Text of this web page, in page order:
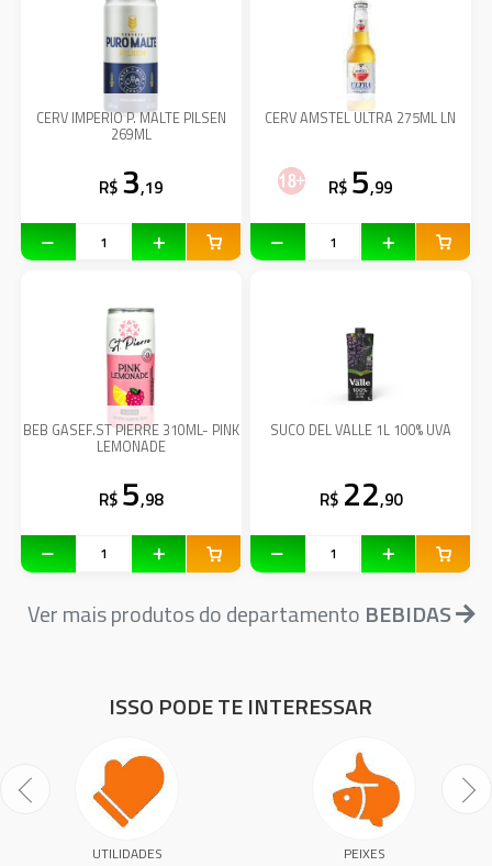
CERV IMPERIO P. MALTE PILSEN
269ML
R$ 3,19
CERV AMSTEL ULTRA 275ML LN
R$ 5,99
BEB GASEF.ST PIERRE 310ML- PINK
LEMONADE
R$ 5,98
SUCO DEL VALLE 1L 100% UVA
R$ 22,90
Ver mais produtos do departamento BEBIDAS
ISSO PODE TE INTERESSAR
UTILIDADES PEIXES